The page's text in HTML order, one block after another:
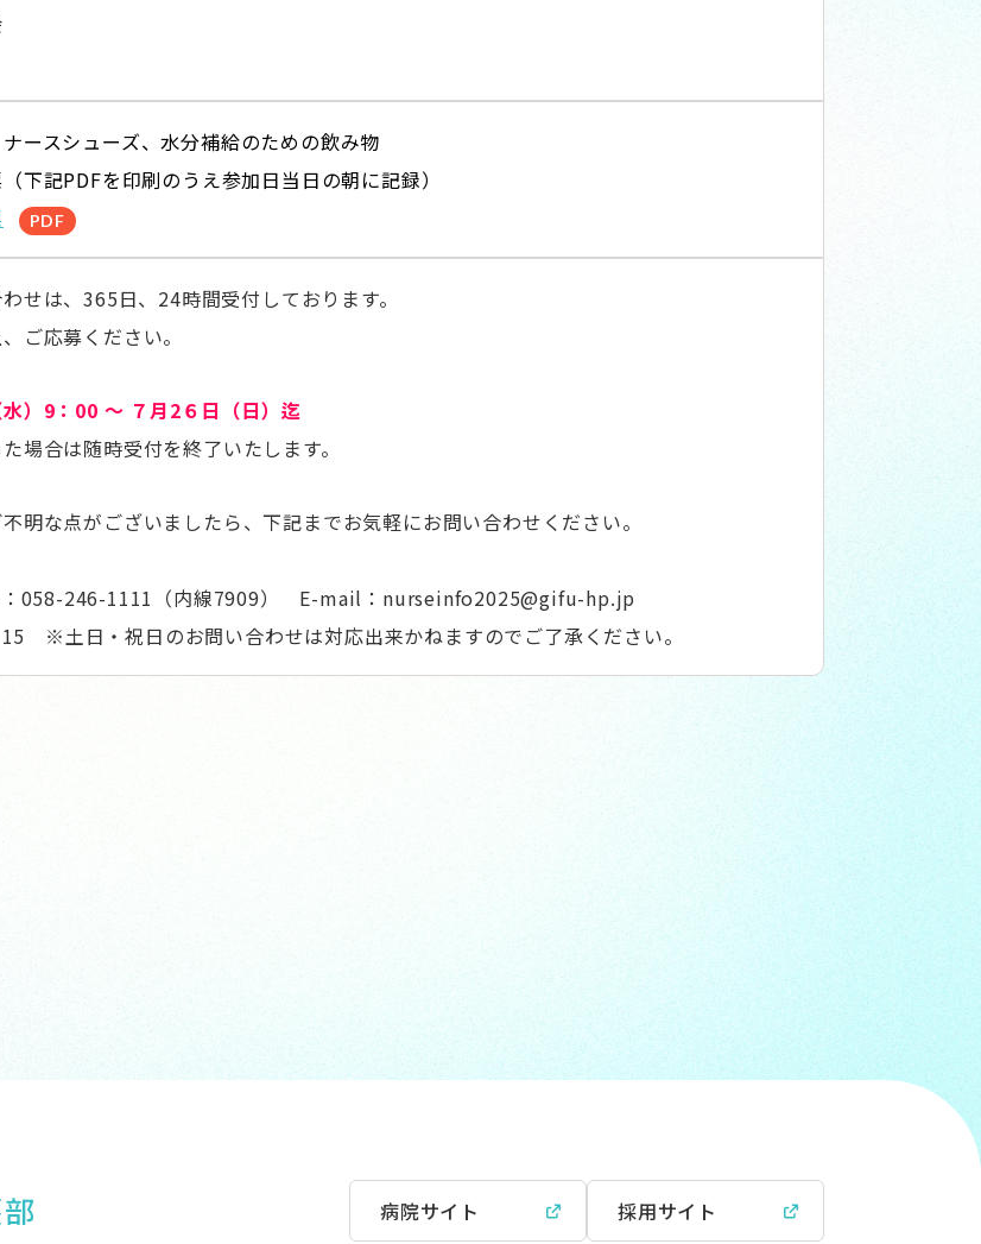
ナースシューズ、水分補給のための飲み物
下記PDFを印刷のうえ参加日当日の朝に記録）
せは、365日、24時間受付しております。
ご応募ください。
）9：00 ～ ７月2６日（日）迄
場合は随時受付を終了いたします。
明な点がございましたら、下記までお気軽にお問い合わせください。
058-246-1111（内線7909） E-mail：nurseinfo2025@gifu-hp.jp
15 ※土日・祝日のお問い合わせは対応出来かねますのでご了承ください。
病院サイト 採用サイト